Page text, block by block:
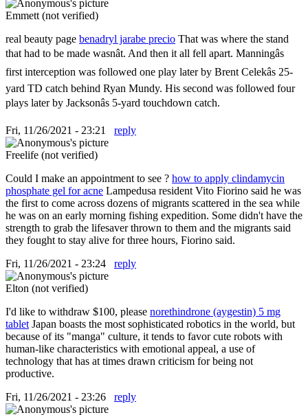
Emmett (not verified)
real beauty page benadryl jarabe precio That was where the stand
that had to be made wasnât. And then it all fell apart. Manningâs
first interception was followed one play later by Brent Celekâs 25-
yard TD catch behind Ryan Mundy. His second was followed four
plays later by Jacksonâs 5-yard touchdown catch.
Fri, 11/26/2021 - 23:21 reply
Freelife (not verified)
Could I make an appointment to see ? how to apply clindamycin
phosphate gel for acne Lampedusa resident Vito Fiorino said he was
the first to come across dozens of migrants scattered in the sea while
he was on an early morning fishing expedition. Some didn't have the
strength to grab the lifesaver thrown to them and the migrants said
they fought to stay alive for three hours, Fiorino said.
Fri, 11/26/2021 - 23:24
reply
Elton (not verified)
I'd like to withdraw $100, please norethindrone (aygestin) 5 mg
tablet Japan boasts the most sophisticated robotics in the world, but
because of its "manga" culture, it tends to favor cute robots with
human-like characteristics with emotional appeal, a use of
technology that has at times drawn criticism for being not
productive.
Fri, 11/26/2021 - 23:26
reply